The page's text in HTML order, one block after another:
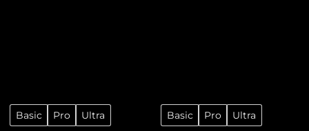
Basic Pro Ultra Basic Pro Ultra